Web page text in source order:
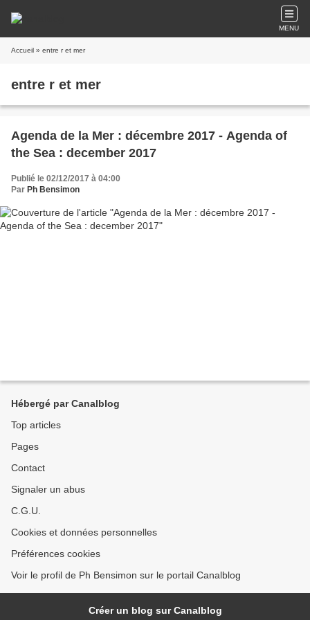
MENU
Accueil » entre r et mer
entre r et mer
Agenda de la Mer : décembre 2017 - Agenda of
the Sea : december 2017
Publié le 02/12/2017 à 04:00
Par Ph Bensimon
Hébergé par Canalblog
Top articles
Pages
Contact
Signaler un abus
C.G.U.
Cookies et données personnelles
Préférences cookies
Voir le profil de Ph Bensimon sur le portail Canalblog
Créer un blog sur Canalblog